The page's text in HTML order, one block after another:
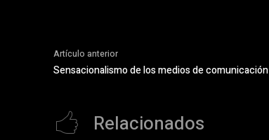
Artículo anterior
Sensacionalismo de los medios de comunicación
Relacionados